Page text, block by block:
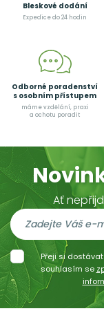
Bleskové dodání
Expedice do 24 hodin
Odborné poradenství
s osobním přístupem
máme vzdělání, praxi
a ochotu poradit
Ať
Přeji si
souhlasím se